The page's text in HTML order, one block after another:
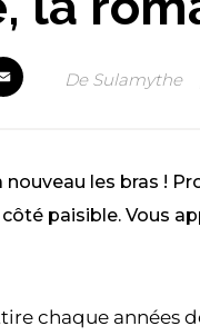
Email
De Sulamythe
nouveau les bras !
paisible. Vous
chaque années